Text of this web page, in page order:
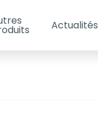
?
Actualités